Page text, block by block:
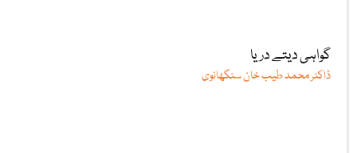
گواہی دیتے دریا
ڈاکٹر محمد طیب خان سنگھانوی